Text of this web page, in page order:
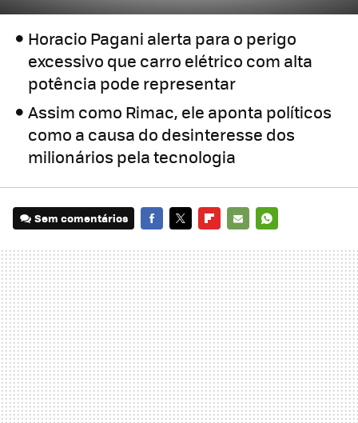
Horacio Pagani alerta para o perigo
excessivo que carro elétrico com alta
potência pode representar
Assim como Rimac, ele aponta políticos
como a causa do desinteresse dos
milionários pela tecnologia
Sem comentários
MAIL